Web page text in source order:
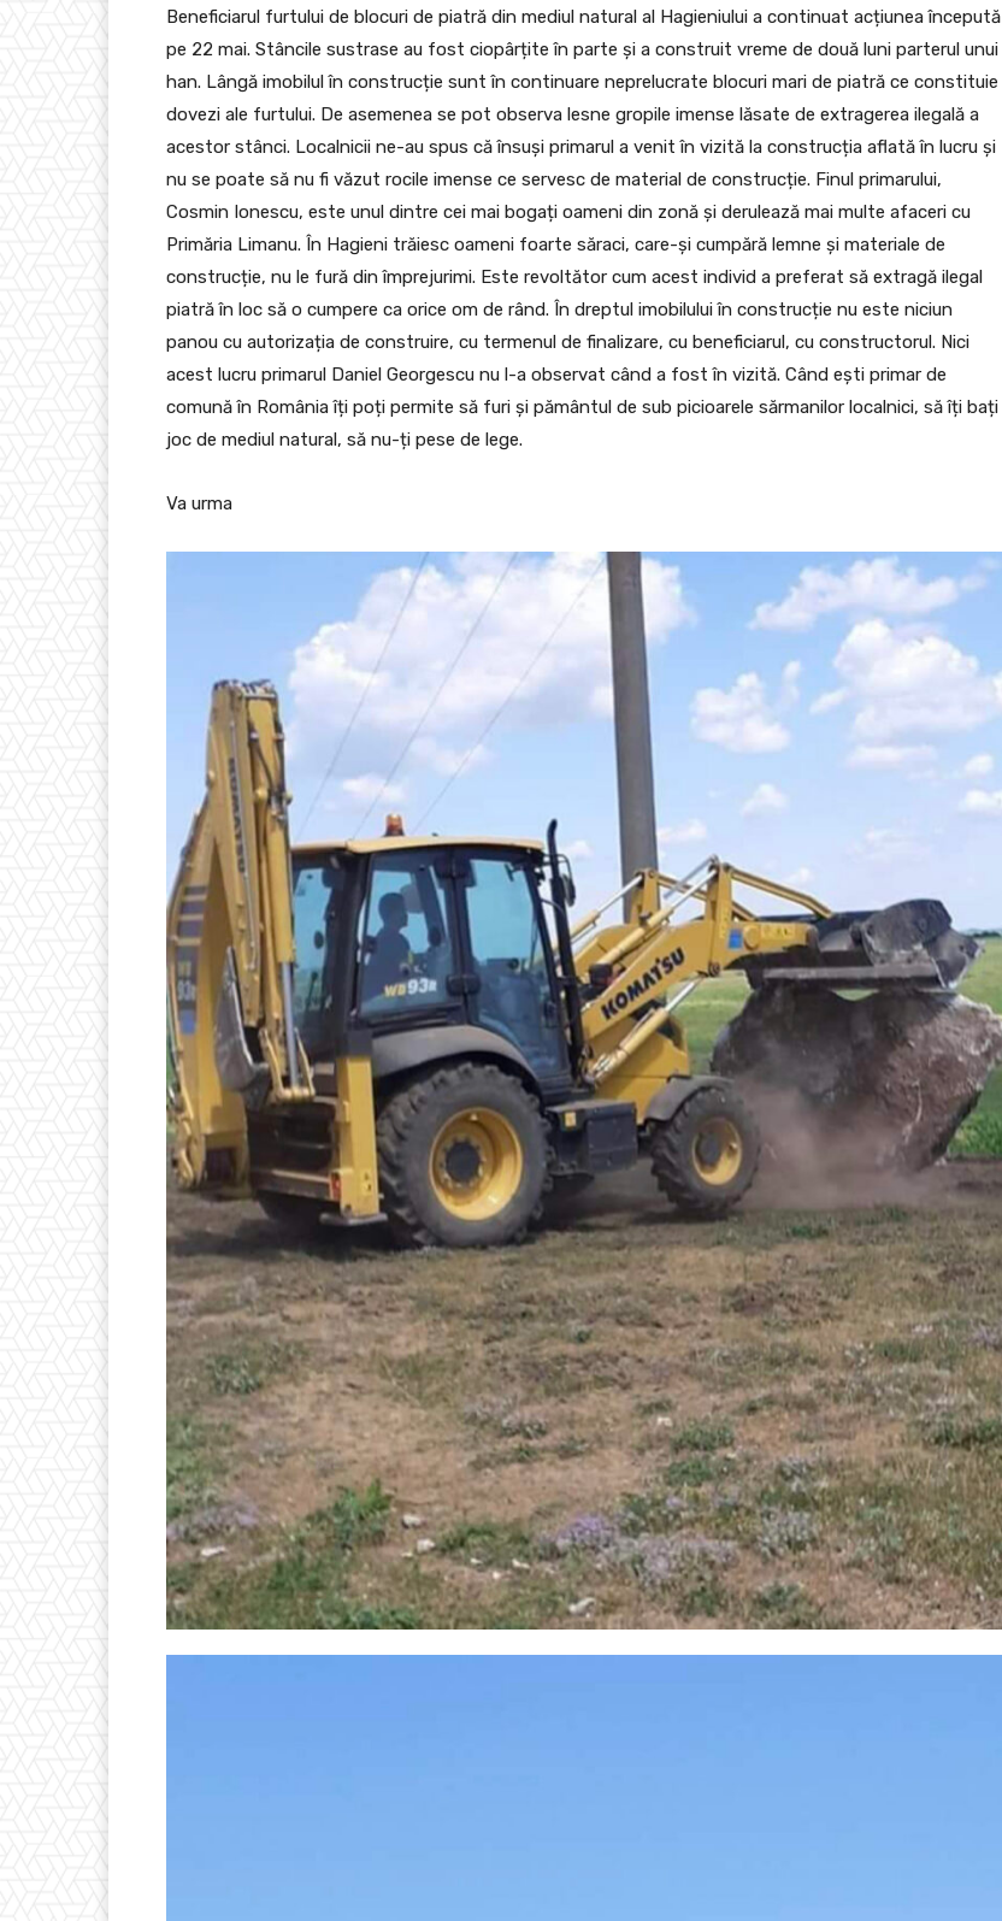
Beneficiarul furtului de blocuri de piatră din mediul natural al Hagieniului a continuat acțiunea începută
pe 22 mai. Stâncile sustrase au fost ciopârțite în parte și a construit vreme de două luni parterul unui
han. Lângă imobilul în construcție sunt în continuare neprelucrate blocuri mari de piatră ce constituie
dovezi ale furtului. De asemenea se pot observa lesne gropile imense lăsate de extragerea ilegală a
acestor stânci. Localnicii ne-au spus că însuși primarul a venit în vizită la construcția aflată în lucru și
nu se poate să nu fi văzut rocile imense ce servesc de material de construcție. Finul primarului,
Cosmin Ionescu, este unul dintre cei mai bogați oameni din zonă și derulează mai multe afaceri cu
Primăria Limanu. În Hagieni trăiesc oameni foarte săraci, care-și cumpără lemne și materiale de
construcție, nu le fură din împrejurimi. Este revoltător cum acest individ a preferat să extragă ilegal
piatră în loc să o cumpere ca orice om de rând. În dreptul imobilului în construcție nu este niciun
panou cu autorizația de construire, cu termenul de finalizare, cu beneficiarul, cu constructorul. Nici
acest lucru primarul Daniel Georgescu nu l-a observat când a fost în vizită. Când ești primar de
comună în România îți poți permite să furi și pământul de sub picioarele sărmanilor localnici, să îți bați
joc de mediul natural, să nu-ți pese de lege.
Va urma